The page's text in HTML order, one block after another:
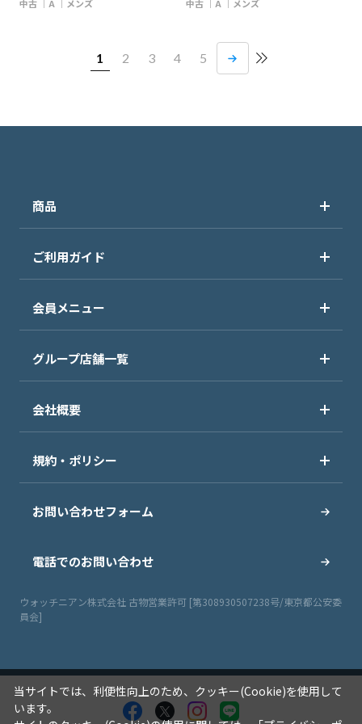
中古 A メンズ 中古 A メンズ
1 2 3 4 5
商品
ご利用ガイド
会員メニュー
グループ店舗一覧
会社概要
規約・ポリシー
お問い合わせフォーム
電話でのお問い合わせ
ウォッチニアン株式会社 古物営業許可 [第308930507238号/東京都公安委
員会]
当サイトでは、利便性向上のため、クッキー(Cookie)を使用して
います。